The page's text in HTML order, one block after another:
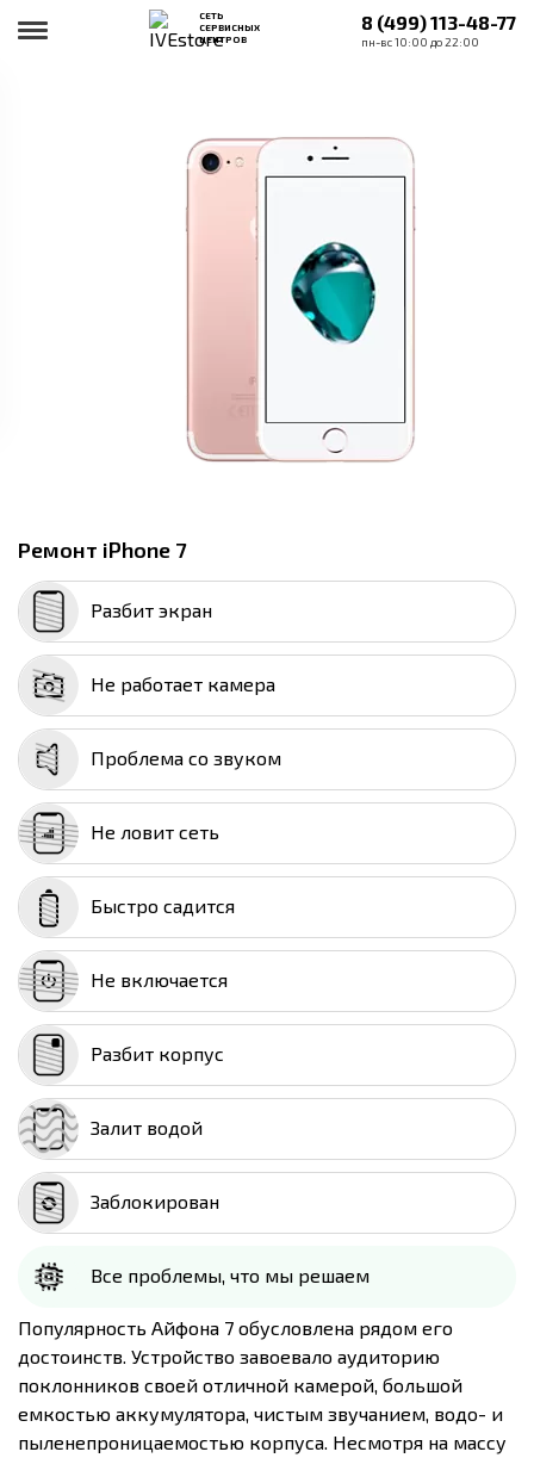
СЕТЬ
СЕРВИСНЫХ
ЦЕНТРОВ
8 (499) 113-48-77
пн-вс 10:00 до 22:00
Ремонт iPhone 7
Разбит экран
Не работает камера
Проблема со звуком
Не ловит сеть
Быстро садится
Не включается
Разбит корпус
Залит водой
Заблокирован
Все проблемы, что мы решаем
Популярность Айфона 7 обусловлена рядом его
достоинств. Устройство завоевало аудиторию
поклонников своей отличной камерой, большой
емкостью аккумулятора, чистым звучанием, водо- и
пыленепроницаемостью корпуса. Несмотря на массу